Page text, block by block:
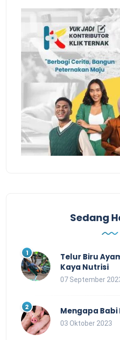
Sedang
Telur Biru
Kaya Nutrisi
07 September
Mengapa Babi
03 Oktober 2023